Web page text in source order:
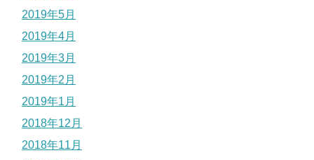
2019年5月
2019年4月
2019年3月
2019年2月
2019年1月
2018年12月
2018年11月